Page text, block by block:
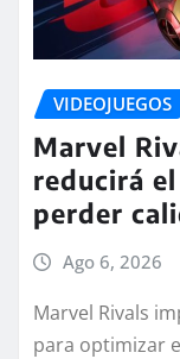
VIDEOJUEGOS
Marvel
reducirá
perder
Ago 6, 2026
Marvel Rivals
para optimizar